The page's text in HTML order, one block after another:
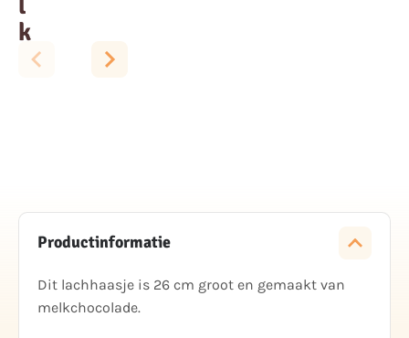
k
Productinformatie
Dit lachhaasje is 26 cm groot en gemaakt van
melkchocolade.